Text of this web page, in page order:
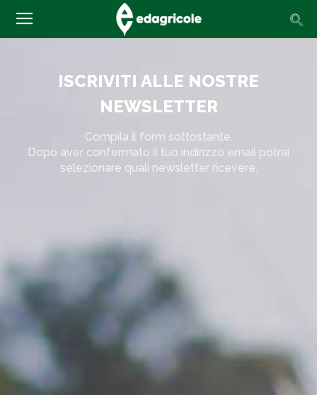
ISCRIVITI ALLE NOSTRE
NEWSLETTER
Compila il form sottostante.
Dopo aver confermato il tuo indirizzo email potrai
selezionare quali newsletter ricevere.